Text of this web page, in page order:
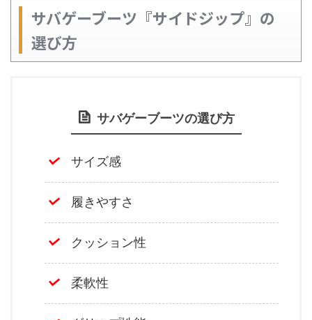
サバゲーブーツ『サイドジップ』の
選び方
サバゲーブーツの選び方
サイズ感
履きやすさ
クッション性
柔軟性